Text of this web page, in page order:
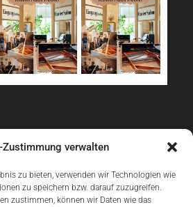
verwalten
zu bieten, verwenden wir Technologien wie
zu speichern bzw. darauf zuzugreifen.
zustimmen, können wir Daten wie das